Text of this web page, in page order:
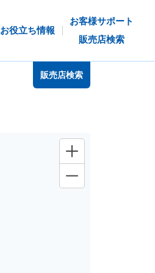
お役立ち情報
お客様サポート
販売店検索
販売店検索